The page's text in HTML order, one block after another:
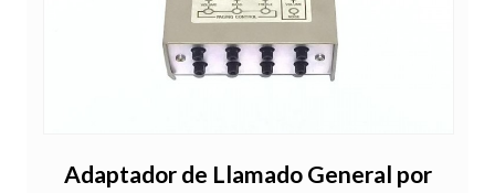
Adaptador de Llamado General por